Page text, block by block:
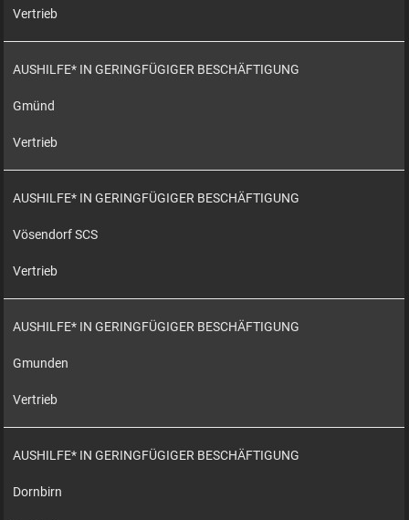
Vertrieb
AUSHILFE* IN GERINGFÜGIGER BESCHÄFTIGUNG
Gmünd
Vertrieb
AUSHILFE* IN GERINGFÜGIGER BESCHÄFTIGUNG
Vösendorf SCS
Vertrieb
AUSHILFE* IN GERINGFÜGIGER BESCHÄFTIGUNG
Gmunden
Vertrieb
AUSHILFE* IN GERINGFÜGIGER BESCHÄFTIGUNG
Dornbirn